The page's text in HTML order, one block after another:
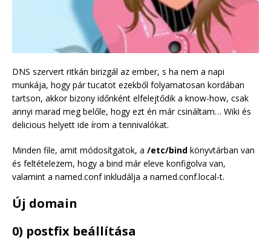
DNS szervert ritkán birizgál az ember, s ha nem a napi
munkája, hogy pár tucatot ezekből folyamatosan kordában
tartson, akkor bizony időnként elfelejtődik a know-how, csak
annyi marad meg belőle, hogy ezt én már csináltam… Wiki és
delicious helyett ide írom a tennivalókat.
Minden file, amit módosítgatok, a /etc/bind könyvtárban van
és feltételezem, hogy a bind már eleve konfigolva van,
valamint a named.conf inkludálja a named.conf.local-t.
Új domain
0) postfix beállítása